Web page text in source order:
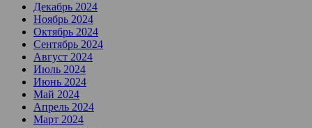
Декабрь 2024
Ноябрь 2024
Октябрь 2024
Сентябрь 2024
Август 2024
Июль 2024
Июнь 2024
Май 2024
Апрель 2024
Март 2024